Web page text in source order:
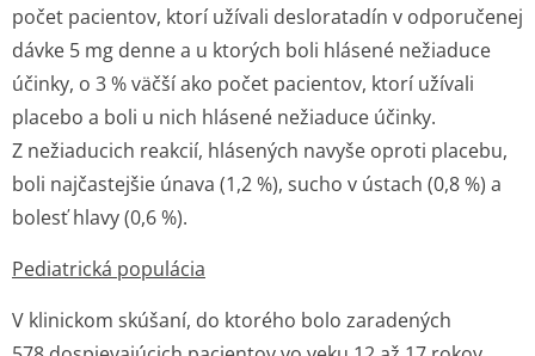
počet pacientov, ktorí užívali desloratadín v odporučenej
dávke 5 mg denne a u ktorých boli hlásené nežiaduce
účinky, o 3 % väčší ako počet pacientov, ktorí užívali
placebo a boli u nich hlásené nežiaduce účinky.
Z nežiaducich reakcií, hlásených navyše oproti placebu,
boli najčastejšie únava (1,2 %), sucho v ústach (0,8 %) a
bolesť hlavy (0,6 %).
Pediatrická populácia
V klinickom skúšaní, do ktorého bolo zaradených